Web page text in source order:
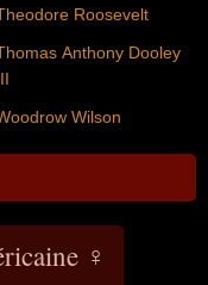
Roosevelt
Anthony Dooley
Wilson
♀